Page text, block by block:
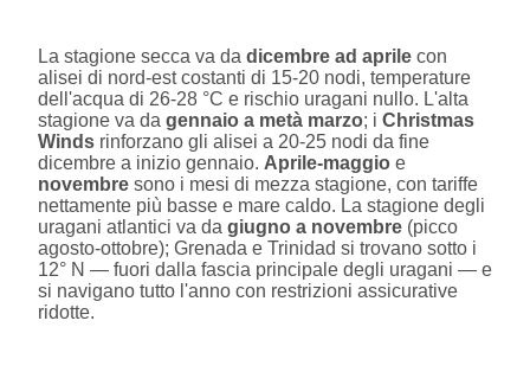
La stagione secca va da dicembre ad aprile con
alisei di nord-est costanti di 15-20 nodi, temperature
dell'acqua di 26-28 °C e rischio uragani nullo. L'alta
stagione va da gennaio a metà marzo; i Christmas
Winds rinforzano gli alisei a 20-25 nodi da fine
dicembre a inizio gennaio. Aprile-maggio e
novembre sono i mesi di mezza stagione, con tariffe
nettamente più basse e mare caldo. La stagione degli
uragani atlantici va da giugno a novembre (picco
agosto-ottobre); Grenada e Trinidad si trovano sotto i
12° N — fuori dalla fascia principale degli uragani — e
si navigano tutto l'anno con restrizioni assicurative
ridotte.